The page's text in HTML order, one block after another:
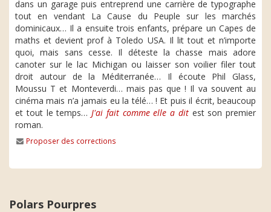
dans un garage puis entreprend une carrière de typographe
tout en vendant La Cause du Peuple sur les marchés
dominicaux… Il a ensuite trois enfants, prépare un Capes de
maths et devient prof à Toledo USA. Il lit tout et n’importe
quoi, mais sans cesse. Il déteste la chasse mais adore
canoter sur le lac Michigan ou laisser son voilier filer tout
droit autour de la Méditerranée… Il écoute Phil Glass,
Moussu T et Monteverdi… mais pas que ! Il va souvent au
cinéma mais n’a jamais eu la télé… ! Et puis il écrit, beaucoup
et tout le temps… J'ai fait comme elle a ditest son premier
roman.
Proposer des corrections
Polars Pourpres